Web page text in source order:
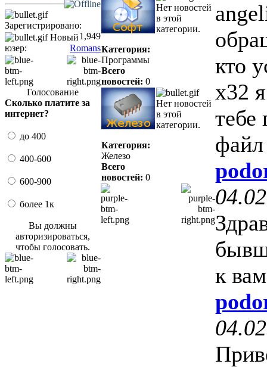
Зарегистрировано:
1,949
Новый
юзер:
Romans
Голосование
Сколько платите за
интернет?
до 400
400-600
600-900
более 1к
Вы должны
авторизироваться,
чтобы голосовать.
Категория:
Программы
Всего
новостей: 0
Нет новостей
в этой
категории.
Категория:
Железо
Всего
новостей: 0
Нет новостей
в этой
категории.
кто
х32
тебе
к